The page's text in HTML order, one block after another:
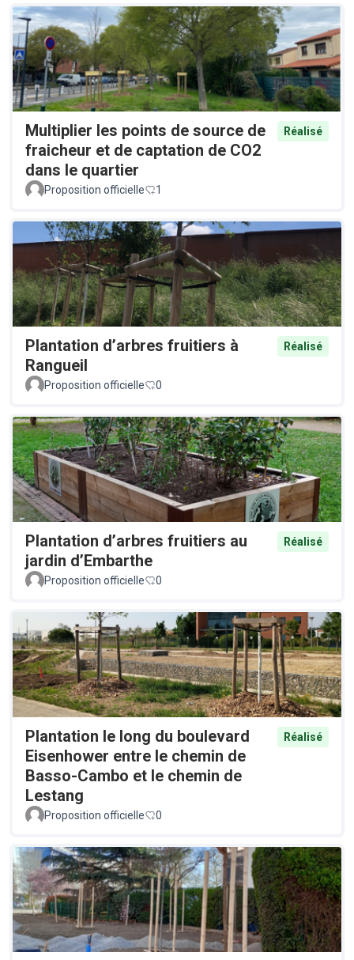
Multiplier les points de source de
fraicheur et de captation de CO2
dans le quartier
Réalisé
Proposition officielle 1
Plantation d’arbres fruitiers à
Rangueil
Réalisé
Proposition officielle 0
Plantation d’arbres fruitiers au
jardin d’Embarthe
Réalisé
Proposition officielle 0
Plantation le long du boulevard
Eisenhower entre le chemin de
Basso-Cambo et le chemin de
Lestang
Réalisé
Proposition officielle 0